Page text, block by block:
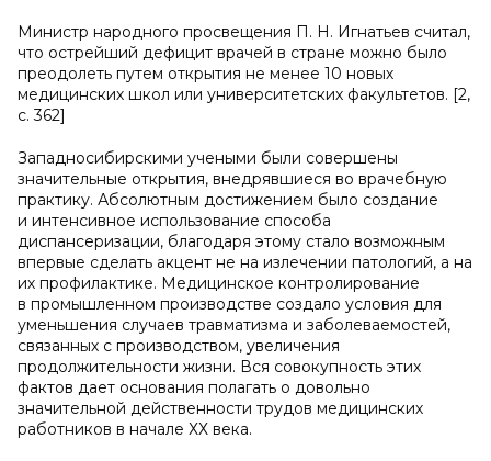
Министр народного просвещения П. Н. Игнатьев считал,
что острейший дефицит врачей в стране можно было
преодолеть путем открытия не менее 10 новых
медицинских школ или университетских факультетов. [2,
с. 362]
Западносибирскими учеными были совершены
значительные открытия, внедрявшиеся во врачебную
практику. Абсолютным достижением было создание
и интенсивное использование способа
диспансеризации, благодаря этому стало возможным
впервые сделать акцент не на излечении патологий, а на
их профилактике. Медицинское контролирование
в промышленном производстве создало условия для
уменьшения случаев травматизма и заболеваемостей,
связанных с производством, увеличения
продолжительности жизни. Вся совокупность этих
фактов дает основания полагать о довольно
значительной действенности трудов медицинских
работников в начале ХХ века.